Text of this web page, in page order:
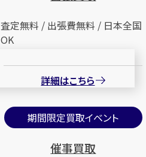
査定無料 / 出張費無料 / 日本全国
OK
詳細はこちら
期間限定買取イベント
催事買取